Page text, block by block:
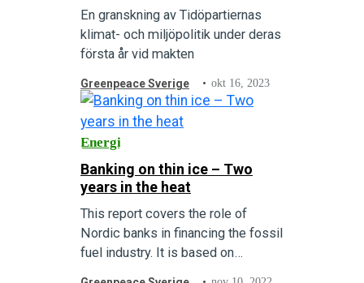
industri innan den startar.
En granskning av Tidöpartiernas
klimat- och miljöpolitik under deras
första år vid makten
Greenpeace Sverige okt 16, 2023
Energi
Banking on thin ice – Two
years in the heat
This report covers the role of
Nordic banks in financing the fossil
fuel industry. It is based on